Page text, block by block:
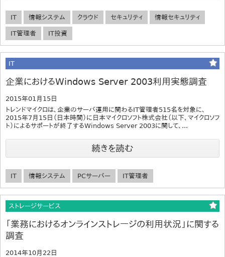
IT 情報システム クラウド セキュリティ 情報セキュリティ
IT管理者 IT投資
IT
企業におけるWindows Server 2003利用実態調査
2015年01月15日
トレンドマイクロは、企業のサーバ運用に関わるIT管理者515名を対象に、
2015年7月15日（日本時間）に日本マイクロソフト株式会社（以下、マイクロソフ
ト）によるサポートが終了するWindows Server 2003に関して、...
続きを読む
IT 情報システム PCサーバー IT管理者
ストレージサービス
「業務におけるオンラインストレージの利用状況」に関する
調査
2014年10月22日